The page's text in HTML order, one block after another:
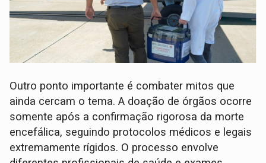
Outro ponto importante é combater mitos que
ainda cercam o tema. A doação de órgãos ocorre
somente após a confirmação rigorosa da morte
encefálica, seguindo protocolos médicos e legais
extremamente rígidos. O processo envolve